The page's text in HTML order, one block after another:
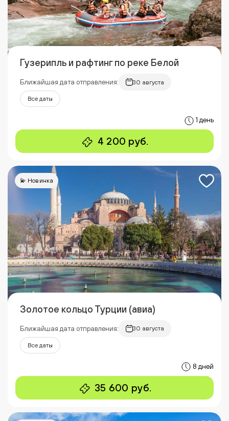
Гузерипль и рафтинг по реке Белой
Ближайшая дата отправления: 30 августа
Все даты
1 день
4 200 руб.
💫 Новинка
Золотое кольцо Турции (авиа)
Ближайшая дата отправления: 30 августа
Все даты
8 дней
35 600 руб.